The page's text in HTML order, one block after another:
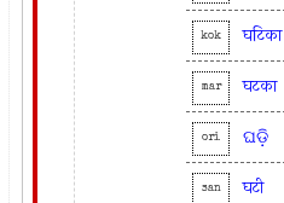
kok घटिका
mar घटका
ori ଘଡ଼ି
san घटी